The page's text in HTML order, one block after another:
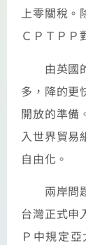
上零關稅。
ＣＰＴＰＰ
由英國的
多，降的更
開放的準
入世界貿易
自由化。
兩岸問題
台灣正式申
Ｐ中規定